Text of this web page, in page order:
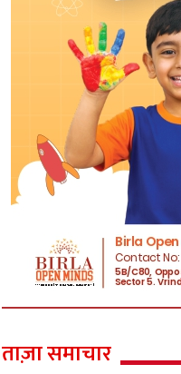
ताज़ा समाचार